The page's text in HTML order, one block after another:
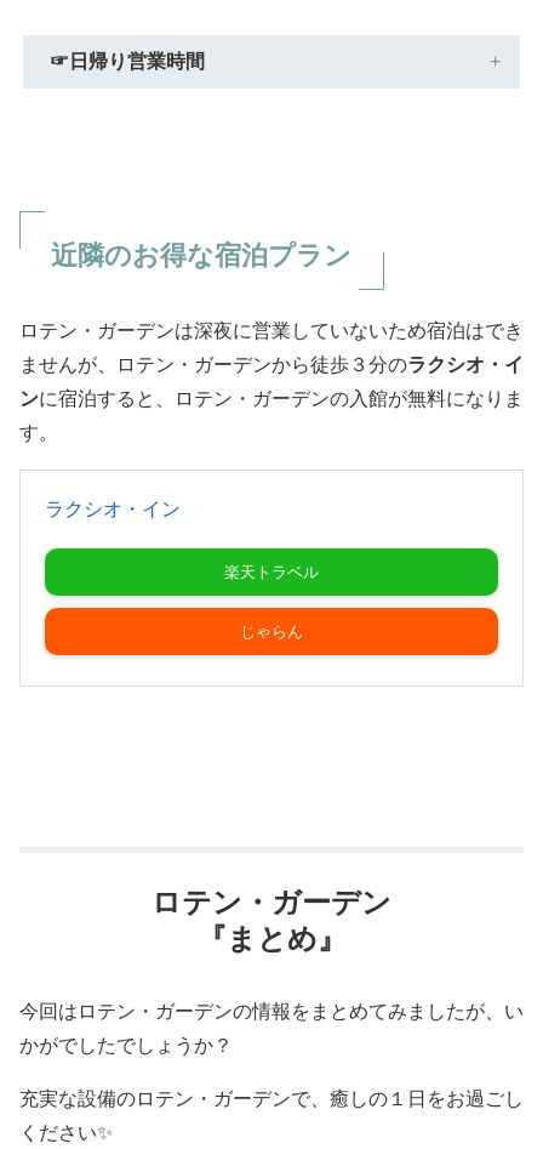
☞日帰り営業時間
近隣のお得な宿泊プラン
ロテン・ガーデンは深夜に営業していないため宿泊はでき
ませんが、ロテン・ガーデンから徒歩３分のラクシオ・イ
ンに宿泊すると、ロテン・ガーデンの入館が無料になりま
す。
ラクシオ・イン
楽天トラベル
じゃらん
ロテン・ガーデン
『まとめ』
今回はロテン・ガーデンの情報をまとめてみましたが、い
かがでしたでしょうか？
充実な設備のロテン・ガーデンで、癒しの１日をお過ごし
ください✨